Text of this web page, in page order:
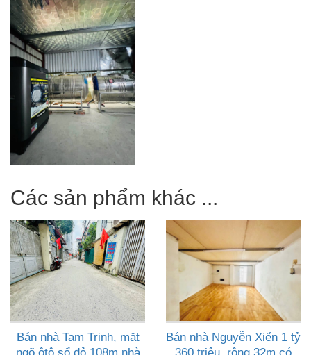
Các sản phẩm khác ...
Bán nhà Tam Trinh, mặt
Bán nhà Nguyễn Xiển 1 tỷ